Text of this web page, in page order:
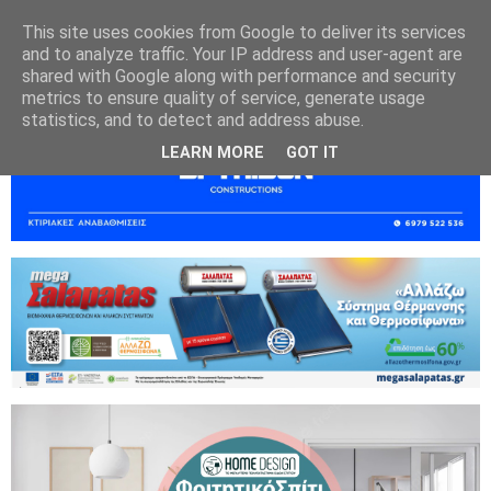
This site uses cookies from Google to deliver its services
and to analyze traffic. Your IP address and user-agent are
shared with Google along with performance and security
metrics to ensure quality of service, generate usage
statistics, and to detect and address abuse.
LEARN MORE GOT IT